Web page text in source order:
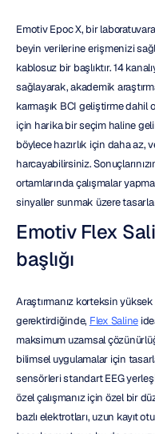
Emotiv Epoc X, bir
beyin verilerine erişmenizi
kablosuz bir başlıktır. 14
sağlayarak, akademik
karmaşık BCI geliştirme dahil
için harika bir seçim haline
böylece hazırlık için daha
harcayabilirsiniz.
ortamlarında çalışmalar
sinyaller sunmak üzere
Emotiv Flex
başlığı
Araştırmanız korteksin
gerektirdiğinde, Flex Saline
maksimum uzamsal
bilimsel uygulamalar için
sensörleri standart EEG
özel çalışmanız için özel bir
bazlı elektrotları, uzun kayıt